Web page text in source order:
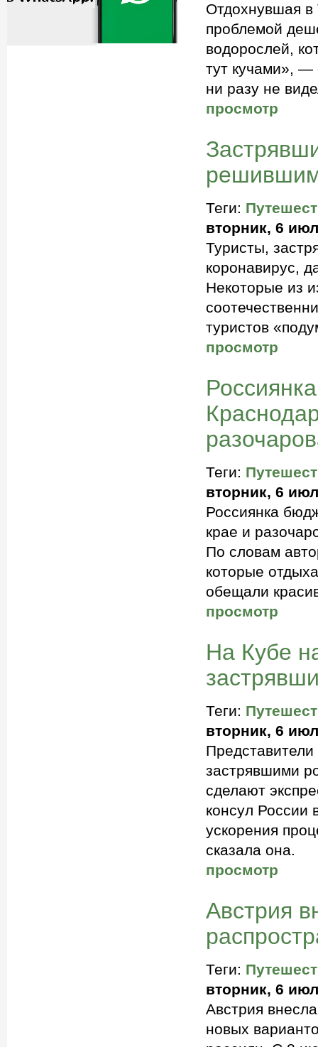
Отдохнувшая в
проблемой
водорослей,
тут кучами», —
ни разу не
просмотр
решившим
Теги:
вторник, 6
Туристы,
коронавирус,
Некоторые из
туристов
просмотр
Теги:
вторник, 6
Россиянка
крае и
По словам
которые
обещали
просмотр
На Кубе
Теги:
вторник, 6
застрявшими
сделают
консул России
ускорения
сказала она.
просмотр
Австрия
Теги:
вторник, 6
Австрия
новых